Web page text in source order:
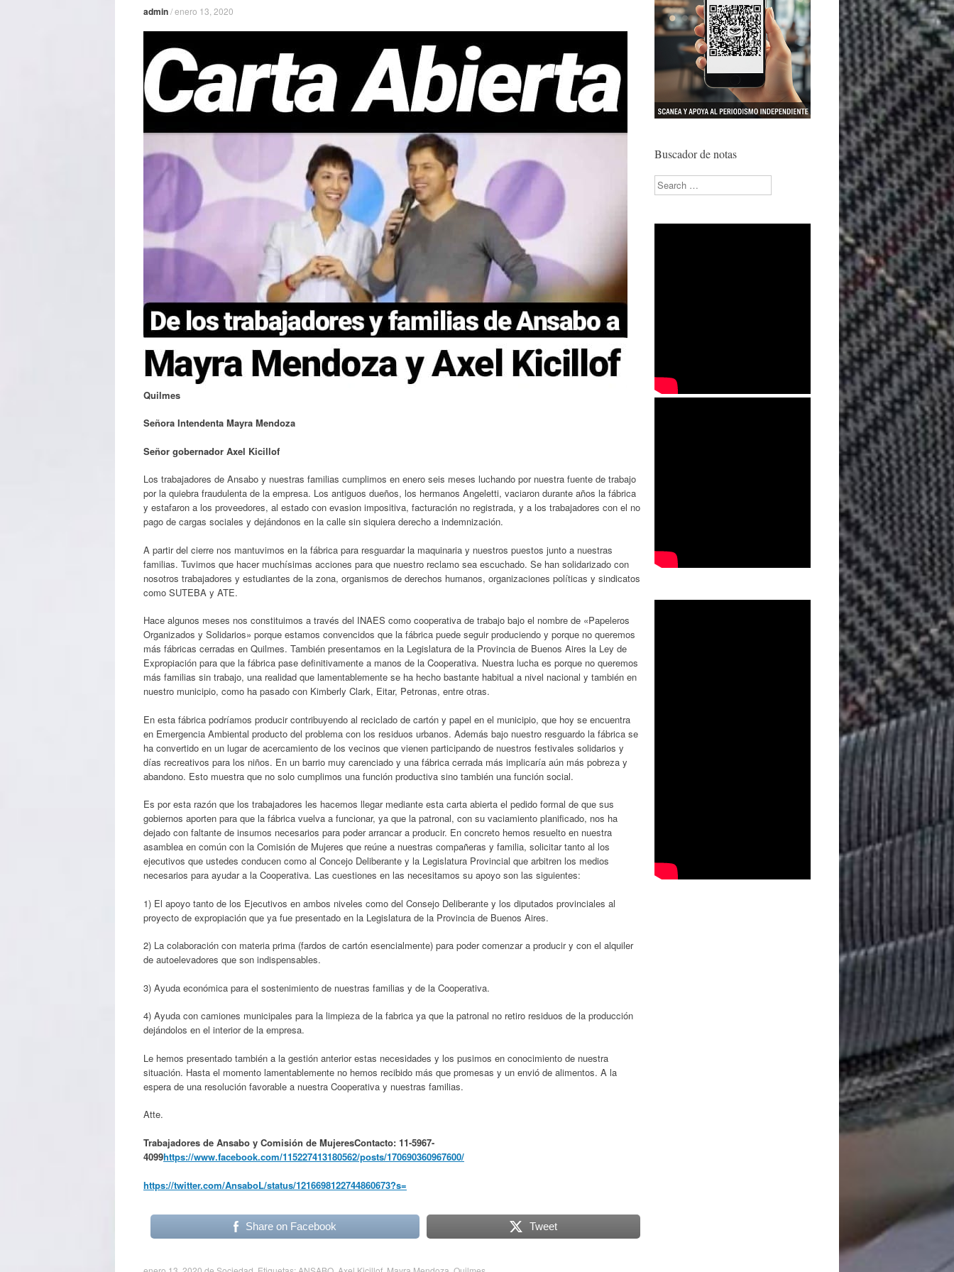
admin/enero 13, 2020
Quilmes
Señora Intendenta Mayra Mendoza
Señor gobernador Axel Kicillof
Los trabajadores de Ansabo y nuestras familias cumplimos en enero seis meses luchando por nuestra fuente de trabajo
por la quiebra fraudulenta de la empresa. Los antiguos dueños, los hermanos Angeletti, vaciaron durante años la fábrica
y estafaron a los proveedores, al estado con evasion impositiva, facturación no registrada, y a los trabajadores con el no
pago de cargas sociales y dejándonos en la calle sin siquiera derecho a indemnización.
A partir del cierre nos mantuvimos en la fábrica para resguardar la maquinaria y nuestros puestos junto a nuestras
familias. Tuvimos que hacer muchísimas acciones para que nuestro reclamo sea escuchado. Se han solidarizado con
nosotros trabajadores y estudiantes de la zona, organismos de derechos humanos, organizaciones políticas y sindicatos
como SUTEBA y ATE.
Hace algunos meses nos constituimos a través del INAES como cooperativa de trabajo bajo el nombre de «Papeleros
Organizados y Solidarios» porque estamos convencidos que la fábrica puede seguir produciendo y porque no queremos
más fábricas cerradas en Quilmes. También presentamos en la Legislatura de la Provincia de Buenos Aires la Ley de
Expropiación para que la fábrica pase definitivamente a manos de la Cooperativa. Nuestra lucha es porque no queremos
más familias sin trabajo, una realidad que lamentablemente se ha hecho bastante habitual a nivel nacional y también en
nuestro municipio, como ha pasado con Kimberly Clark, Eitar, Petronas, entre otras.
En esta fábrica podríamos producir contribuyendo al reciclado de cartón y papel en el municipio, que hoy se encuentra
en Emergencia Ambiental producto del problema con los residuos urbanos. Además bajo nuestro resguardo la fábrica se
ha convertido en un lugar de acercamiento de los vecinos que vienen participando de nuestros festivales solidarios y
días recreativos para los niños. En un barrio muy carenciado y una fábrica cerrada más implicaría aún más pobreza y
abandono. Esto muestra que no solo cumplimos una función productiva sino también una función social.
Es por esta razón que los trabajadores les hacemos llegar mediante esta carta abierta el pedido formal de que sus
gobiernos aporten para que la fábrica vuelva a funcionar, ya que la patronal, con su vaciamiento planificado, nos ha
dejado con faltante de insumos necesarios para poder arrancar a producir. En concreto hemos resuelto en nuestra
asamblea en común con la Comisión de Mujeres que reúne a nuestras compañeras y familia, solicitar tanto al los
ejecutivos que ustedes conducen como al Concejo Deliberante y la Legislatura Provincial que arbitren los medios
necesarios para ayudar a la Cooperativa. Las cuestiones en las necesitamos su apoyo son las siguientes:
1) El apoyo tanto de los Ejecutivos en ambos niveles como del Consejo Deliberante y los diputados provinciales al
proyecto de expropiación que ya fue presentado en la Legislatura de la Provincia de Buenos Aires.
2) La colaboración con materia prima (fardos de cartón esencialmente) para poder comenzar a producir y con el alquiler
de autoelevadores que son indispensables.
3) Ayuda económica para el sostenimiento de nuestras familias y de la Cooperativa.
4) Ayuda con camiones municipales para la limpieza de la fabrica ya que la patronal no retiro residuos de la producción
dejándolos en el interior de la empresa.
Le hemos presentado también a la gestión anterior estas necesidades y los pusimos en conocimiento de nuestra
situación. Hasta el momento lamentablemente no hemos recibido más que promesas y un envió de alimentos. A la
espera de una resolución favorable a nuestra Cooperativa y nuestras familias.
Atte.
Trabajadores de Ansabo y Comisión de MujeresContacto: 11-5967-
4099https://www.facebook.com/115227413180562/posts/170690360967600/
https://twitter.com/AnsaboL/status/1216698122744860673?s=
Share on Facebook Tweet
Buscador de notas
Search